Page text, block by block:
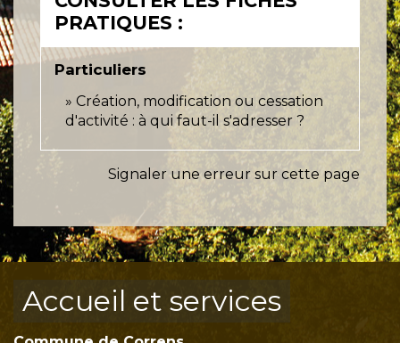
PRATIQUES :
Particuliers
Création, modification ou cessation
d'activité : à qui faut-il s'adresser ?
Signaler une erreur sur cette page
Accueil et services